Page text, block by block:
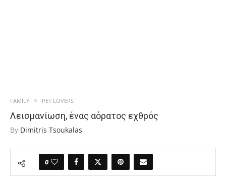
FAMILY PET LOVERS
Λεισμανίωση, ένας αόρατος εχθρός
By Dimitris Tsoukalas
0